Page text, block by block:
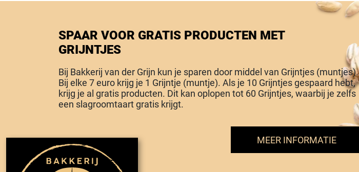
SPAAR VOOR GRATIS PRODUCTEN MET
GRIJNTJES
Bij Bakkerij van der Grijn kun je sparen door middel van Grijntjes (muntjes).
Bij elke 7 euro krijg je 1 Grijntje (muntje). Als je 10 Grijntjes gespaard hebt,
krijg je al gratis producten. Dit kan oplopen tot 60 Grijntjes, waarbij je zelfs
een slagroomtaart gratis krijgt.
MEER INFORMATIE